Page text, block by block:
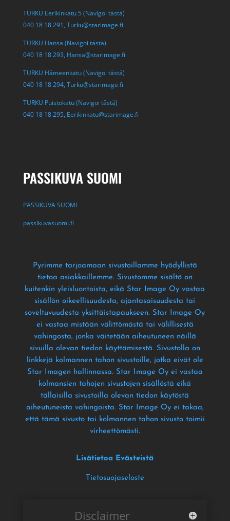
TURKU Eerikinkatu 5 (Navigoi tästä)
040 18 18 291, Turku@starimage.fi
TURKU Hansa (Navigoi tästä)
040 18 18 293, Hansa@starimage.fi
TURKU Hämeenkatu (Navigoi tästä)
040 18 18 294, Turku@starimage.fi
TURKU Puistokatu (Navigoi tästä)
040 18 18 295, Eerikinkatu@starimage.fi
PASSIKUVA SUOMI
PASSIKUVA SUOMI
passikuvasuomi.fi
Pyrimme tarjoamaan sivustoillamme hyödyllistä
tietoa asiakkaillemme. Sivustomme sisältö on
kuitenkin yleisluontoista, eikä Star Image Oy vastaa
sisällön oikeellisuudesta, ajantasaisuudesta tai
soveltuvuudesta yksittäistapaukseen. Star Image Oy
ei vastaa mistään välittömästä tai välillisestä
vahingosta, jonka väitetään aiheutuneen näillä
sivuilla olevan tiedon käyttämisestä. Sivustolla on
linkkejä kolmannen tahon sivustoille, jotka eivät ole
Star Imagen hallinnassa. Star Image Oy ei vastaa
kolmansien tahojen sivustojen sisällöstä eikä
tällaisilla sivustoilla olevan tiedon käytöstä
aiheutuneista vahingoista. Star Image Oy ei takaa,
että tämä sivusto tai kolmannen tahon sivusto toimii
virheettömästi.
Lisätietoa Evästeistä
Tietosuojaseloste
Disclaimer